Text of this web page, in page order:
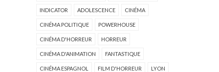
INDICATOR ADOLESCENCE CINÉMA
CINÉMA POLITIQUE POWERHOUSE
CINÉMA D'HORREUR HORREUR
CINÉMA D'ANIMATION FANTASTIQUE
CINÉMA ESPAGNOL FILM D'HORREUR LYON